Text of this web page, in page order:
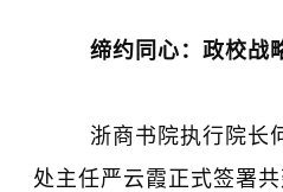
缔约同心：政校战
浙商书院执行院长何
处主任严云霞正式签署